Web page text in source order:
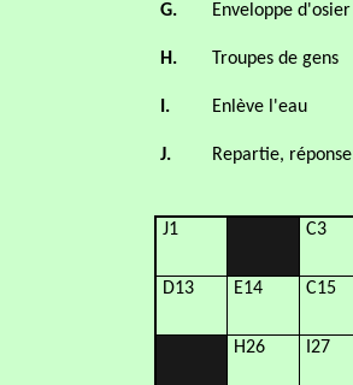
G. Enveloppe d'osier
H. Troupes de gens
I. Enlève l'eau
J. Repartie, réponse
J1 C3
D13 E14 C15
H26 I27